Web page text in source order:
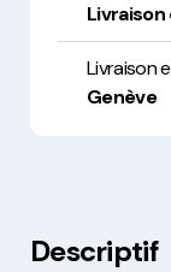
Livraison
Genève
Descriptif